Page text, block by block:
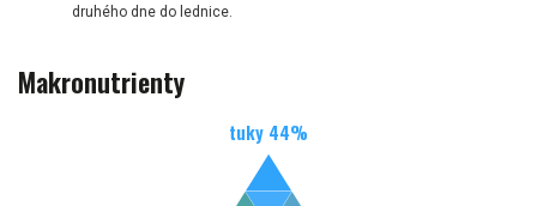
druhého dne do lednice.
Makronutrienty
tuky 44%